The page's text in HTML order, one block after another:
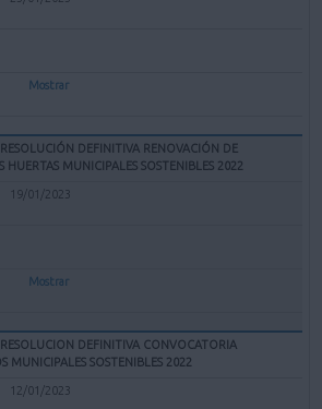
Mostrar
DEFINITIVA RENOVACIÓN DE
HUERTAS MUNICIPALES SOSTENIBLES 2022
19/01/2023
Mostrar
DEFINITIVA CONVOCATORIA
MUNICIPALES SOSTENIBLES 2022
12/01/2023